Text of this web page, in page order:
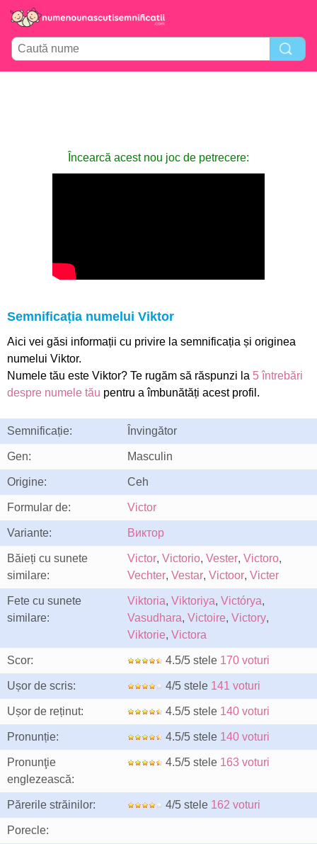
Încearcă acest nou joc de petrecere:
Semnificația numelui Viktor
Aici vei găsi informații cu privire la semnificația și originea
numelui Viktor.
Numele tău este Viktor? Te rugăm să răspunzi la 5 întrebări
despre numele tău pentru a îmbunătăți acest profil.
Semnificație: Învingător
Gen: Masculin
Origine: Ceh
Formular de: Victor
Variante: Виктор
Băieți cu sunete
similare:
Victor, Victorio, Vester, Victoro,
Vechter, Vestar, Victoor, Victer
Fete cu sunete
similare:
Viktoria, Viktoriya, Victórya,
Vasudhara, Victoire, Victory,
Viktorie, Victora
Scor: 4.5/5 stele 170 voturi
Ușor de scris: 4/5 stele 141 voturi
Ușor de reținut: 4.5/5 stele 140 voturi
Pronunție: 4.5/5 stele 140 voturi
Pronunţie
englezească:
4.5/5 stele 163 voturi
Părerile străinilor: 4/5 stele 162 voturi
Porecle: